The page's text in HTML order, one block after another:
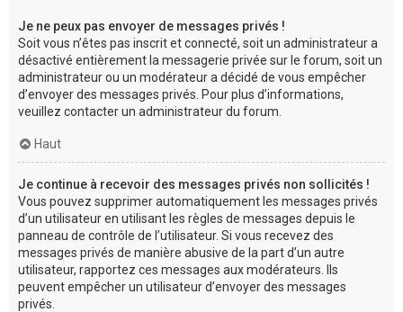
Je ne peux pas envoyer de messages privés !
Soit vous n’êtes pas inscrit et connecté, soit un administrateur a
désactivé entièrement la messagerie privée sur le forum, soit un
administrateur ou un modérateur a décidé de vous empêcher
d’envoyer des messages privés. Pour plus d’informations,
veuillez contacter un administrateur du forum.
Haut
Je continue à recevoir des messages privés non sollicités !
Vous pouvez supprimer automatiquement les messages privés
d’un utilisateur en utilisant les règles de messages depuis le
panneau de contrôle de l’utilisateur. Si vous recevez des
messages privés de manière abusive de la part d’un autre
utilisateur, rapportez ces messages aux modérateurs. Ils
peuvent empêcher un utilisateur d’envoyer des messages
privés.